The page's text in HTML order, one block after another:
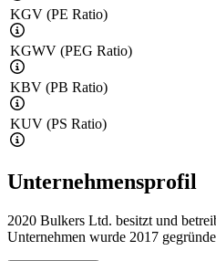
KGV (PE Ratio)
KGWV (PEG Ratio)
KBV (PB Ratio)
KUV (PS Ratio)
Unternehmensprofil
2020 Bulkers Ltd. besitzt und
Unternehmen wurde 2017